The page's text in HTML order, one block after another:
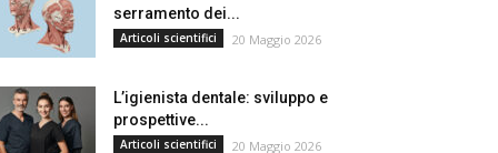
serramento dei...
Articoli scientifici 20 Maggio 2026
L’igienista dentale: sviluppo e
prospettive...
Articoli scientifici 20 Maggio 2026